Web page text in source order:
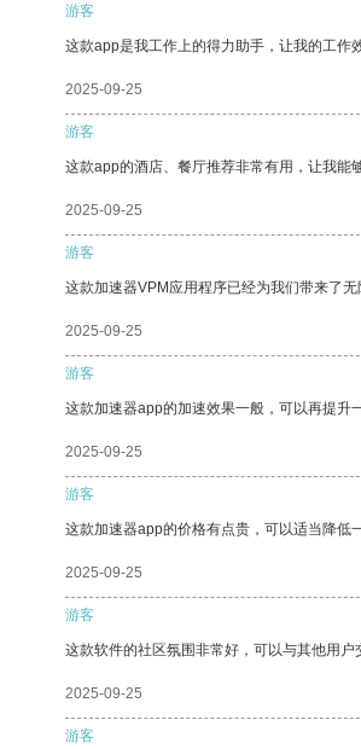
游客
这款app是我工作上的得力助手，让我的工作
2025-09-25
游客
这款app的酒店、餐厅推荐非常有用，让我能
2025-09-25
游客
这款加速器VPM应用程序已经为我们带来了无
2025-09-25
游客
这款加速器app的加速效果一般，可以再提升
2025-09-25
游客
这款加速器app的价格有点贵，可以适当降低
2025-09-25
游客
这款软件的社区氛围非常好，可以与其他用户
2025-09-25
游客